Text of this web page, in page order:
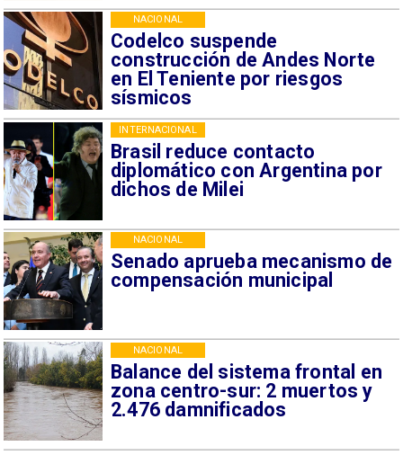
Codelco suspende
construcción de Andes Norte
en El Teniente por riesgos
sísmicos
NACIONAL
Brasil reduce contacto
diplomático con Argentina por
dichos de Milei
INTERNACIONAL
Senado aprueba mecanismo de
compensación municipal
NACIONAL
Balance del sistema frontal en
zona centro-sur: 2 muertos y
2.476 damnificados
NACIONAL